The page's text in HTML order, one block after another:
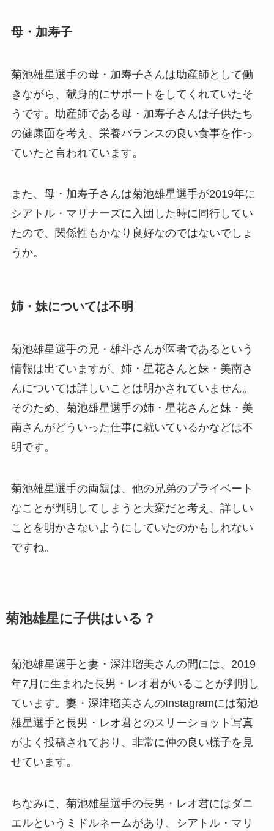
母・加寿子
菊池雄星選手の母・加寿子さんは助産師として働
きながら、献身的にサポートをしてくれていたそ
うです。助産師である母・加寿子さんは子供たち
の健康面を考え、栄養バランスの良い食事を作っ
ていたと言われています。
また、母・加寿子さんは菊池雄星選手が2019年に
シアトル・マリナーズに入団した時に同行してい
たので、関係性もかなり良好なのではないでしょ
うか。
姉・妹については不明
菊池雄星選手の兄・雄斗さんが医者であるという
情報は出ていますが、姉・星花さんと妹・美南さ
んについては詳しいことは明かされていません。
そのため、菊池雄星選手の姉・星花さんと妹・美
南さんがどういった仕事に就いているかなどは不
明です。
菊池雄星選手の両親は、他の兄弟のプライベート
なことが判明してしまうと大変だと考え、詳しい
ことを明かさないようにしていたのかもしれない
ですね。
菊池雄星に子供はいる？
菊池雄星選手と妻・深津瑠美さんの間には、2019
年7月に生まれた長男・レオ君がいることが判明し
ています。妻・深津瑠美さんのInstagramには菊池
雄星選手と長男・レオ君とのスリーショット写真
がよく投稿されており、非常に仲の良い様子を見
せています。
ちなみに、菊池雄星選手の長男・レオ君にはダニ
エルというミドルネームがあり、シアトル・マリ